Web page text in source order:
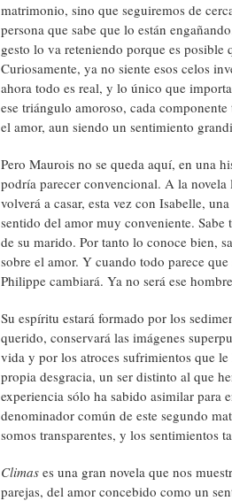
matrimonio, sino que seguiremos de
persona que sabe que lo están
gesto lo va reteniendo porque es
Curiosamente, ya no siente esos celos
ahora todo es real, y lo único que
ese triángulo amoroso, cada
el amor, aun siendo un sentimiento
Pero Maurois no se queda aquí, en una
podría parecer convencional. A la novela
volverá a casar, esta vez con Isabelle,
sentido del amor muy conveniente.
de su marido. Por tanto lo conoce bien,
sobre el amor. Y cuando todo parece
Philippe cambiará. Ya no será ese
Su espíritu estará formado por los
querido, conservará las imágenes
vida y por los atroces sufrimientos que
propia desgracia, un ser distinto al que
experiencia sólo ha sabido asimilar para
denominador común de este segundo
somos transparentes, y los sentimientos
Climases una gran novela que nos
parejas, del amor concebido como un